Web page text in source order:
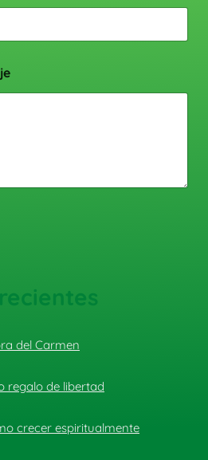
del Carmen
regalo de libertad
crecer espiritualmente